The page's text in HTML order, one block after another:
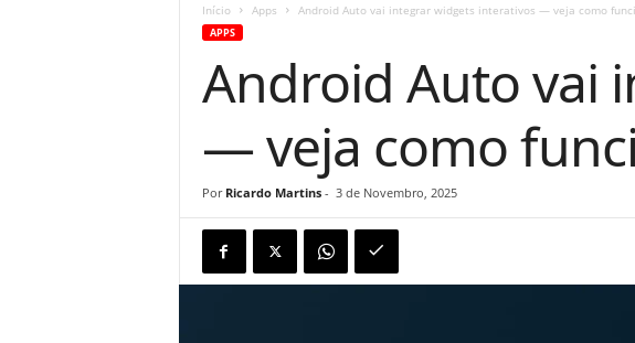
Início Apps Android Auto vai integrar widgets interativos — veja como
APPS
Android Auto vai
— veja como
Por Ricardo Martins- 3 de Novembro, 2025